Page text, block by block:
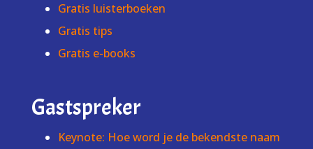
Gratis luisterboeken
Gratis tips
Gratis e-books
Gastspreker
Keynote: Hoe word je de bekendste naam